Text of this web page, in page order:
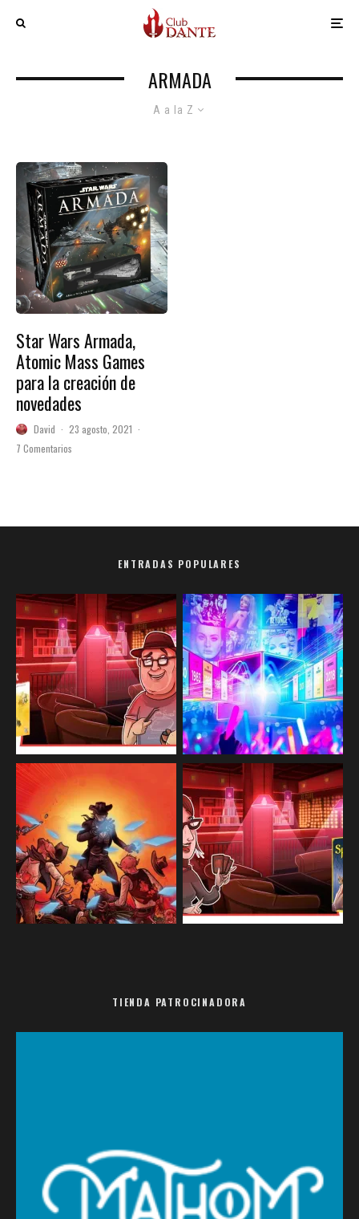
ARMADA
A a la Z
Star Wars Armada,
Atomic Mass Games
para la creación de
novedades
David · 23 agosto, 2021 ·
7 Comentarios
ENTRADAS POPULARES
TIENDA PATROCINADORA